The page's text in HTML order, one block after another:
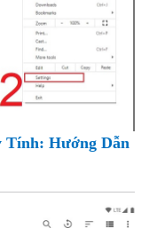
Tính: Hướng Dẫn